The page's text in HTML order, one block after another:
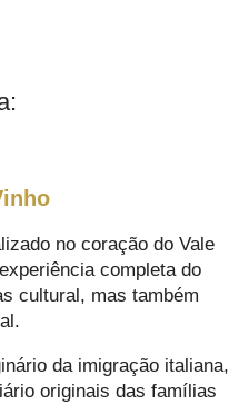
no coração do Vale
completa do
cultural, mas também
da imigração italiana,
originais das famílias